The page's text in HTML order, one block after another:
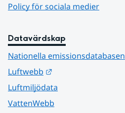
Policy för sociala medier
Datavärdskap
Nationella emissionsdatabasen
Luftwebb
Luftmiljödata
VattenWebb